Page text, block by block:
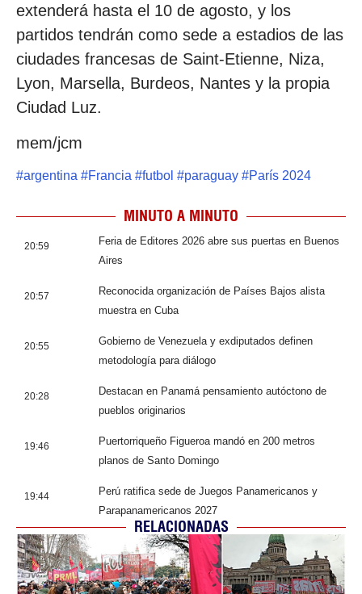
extenderá hasta el 10 de agosto, y los
partidos tendrán como sede a estadios de las
ciudades francesas de Saint-Etienne, Niza,
Lyon, Marsella, Burdeos, Nantes y la propia
Ciudad Luz.
mem/jcm
#argentina #Francia #futbol #paraguay #París 2024
MINUTO A MINUTO
20:59
Feria de Editores 2026 abre sus puertas en Buenos
Aires
20:57
Reconocida organización de Países Bajos alista
muestra en Cuba
20:55
Gobierno de Venezuela y exdiputados definen
metodología para diálogo
20:28
Destacan en Panamá pensamiento autóctono de
pueblos originarios
19:46
Puertorriqueño Figueroa mandó en 200 metros
planos de Santo Domingo
19:44
Perú ratifica sede de Juegos Panamericanos y
Parapanamericanos 2027
RELACIONADAS